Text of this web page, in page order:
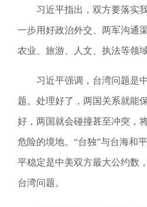
习近平指出，双方要落实
一步用好政治外交、两军沟通
农业、旅游、人文、执法等领
习近平强调，台湾问题是
题。处理好了，两国关系就能
好，两国就会碰撞甚至冲突，
危险的境地。“台独”与台海和
平稳定是中美双方最大公约数
台湾问题。